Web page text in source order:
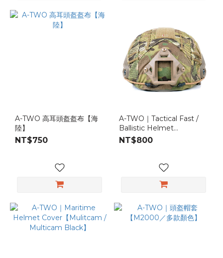
A-TWO 高耳頭盔盔布【海
陸】
NT$750
A-TWO｜Tactical Fast /
Ballistic Helmet
Cover【Multicam】
NT$800